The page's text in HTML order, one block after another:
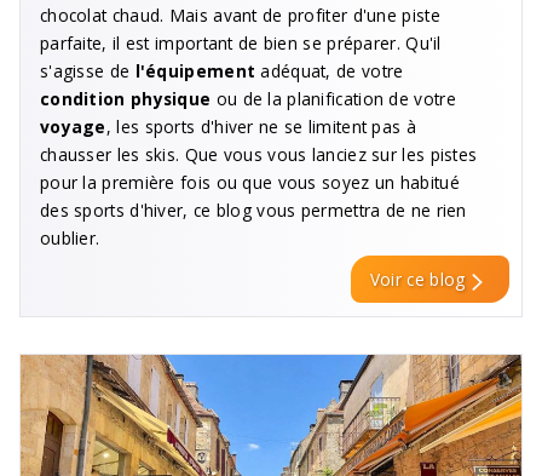
chocolat chaud. Mais avant de profiter d'une piste
parfaite, il est important de bien se préparer. Qu'il
s'agisse de l'équipement adéquat, de votre
condition physique ou de la planification de votre
voyage, les sports d'hiver ne se limitent pas à
chausser les skis. Que vous vous lanciez sur les pistes
pour la première fois ou que vous soyez un habitué
des sports d'hiver, ce blog vous permettra de ne rien
oublier.
Voir ce blog